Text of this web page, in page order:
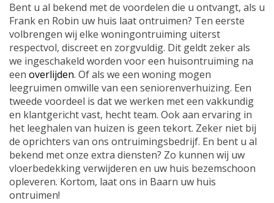
Bent u al bekend met de voordelen die u ontvangt, als u
Frank en Robin uw huis laat ontruimen? Ten eerste
volbrengen wij elke woningontruiming uiterst
respectvol, discreet en zorgvuldig. Dit geldt zeker als
we ingeschakeld worden voor een huisontruiming na
een overlijden. Of als we een woning mogen
leegruimen omwille van een seniorenverhuizing. Een
tweede voordeel is dat we werken met een vakkundig
en klantgericht vast, hecht team. Ook aan ervaring in
het leeghalen van huizen is geen tekort. Zeker niet bij
de oprichters van ons ontruimingsbedrijf. En bent u al
bekend met onze extra diensten? Zo kunnen wij uw
vloerbedekking verwijderen en uw huis bezemschoon
opleveren. Kortom, laat ons in Baarn uw huis
ontruimen!